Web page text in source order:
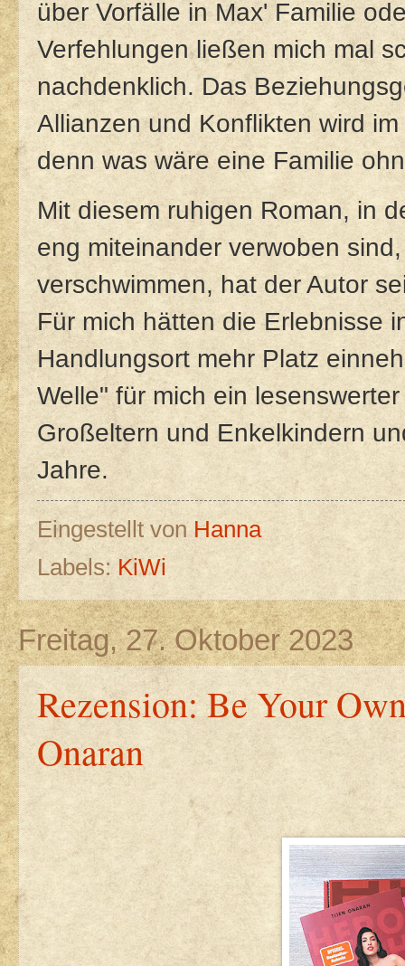
über Vorfälle in Max' Familie
Verfehlungen ließen mich mal
nachdenklich. Das
Allianzen und Konflikten wird
denn was wäre eine Familie
Mit diesem ruhigen Roman, in
eng miteinander verwoben
verschwimmen, hat der Autor
Für mich hätten die Erlebnisse
Handlungsort mehr Platz
Welle" für mich ein
Großeltern und Enkelkindern
Jahre.
Eingestellt vonHanna
Labels: KiWi
Freitag, 27. Oktober 2023
Rezension: Be Your
Onaran